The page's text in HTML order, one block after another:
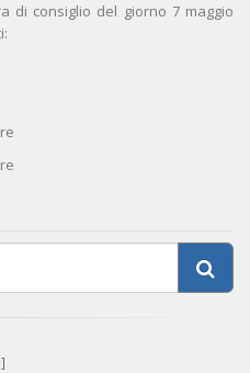
di consiglio del giorno 7 maggio